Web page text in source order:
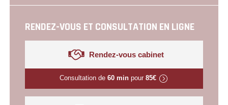
RENDEZ-VOUS ET CONSULTATION EN LIGNE
Rendez-vous cabinet
Consultation de 60 minpour 85€